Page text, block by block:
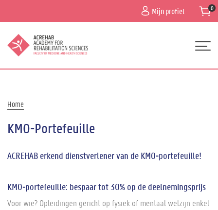
inhoud
Mijn profiel
PROGRAMMA
ORGANISATIE
Kruimelpad
Home
KMO-Portefeuille
ACREHAB erkend dienstverlener van de KMO-portefeuille!
KMO-portefeuille: bespaar tot 30% op de deelnemingsprijs
Voor wie? Opleidingen gericht op fysiek of mentaal welzijn enkel